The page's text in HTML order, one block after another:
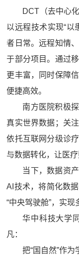
DCT（去中心
以远程技术实现“以
者日常。远程知情
于部分项目。通过
更丰富，同时保障
便捷高效。
南方医院积极
真实世界数据；关
依托互联网分级诊
与数据转化，让医疗
当下，数据资
AI技术，将简化数
“中央驾驶舱”，实
华中科技大学
凡：
把“国自然”作